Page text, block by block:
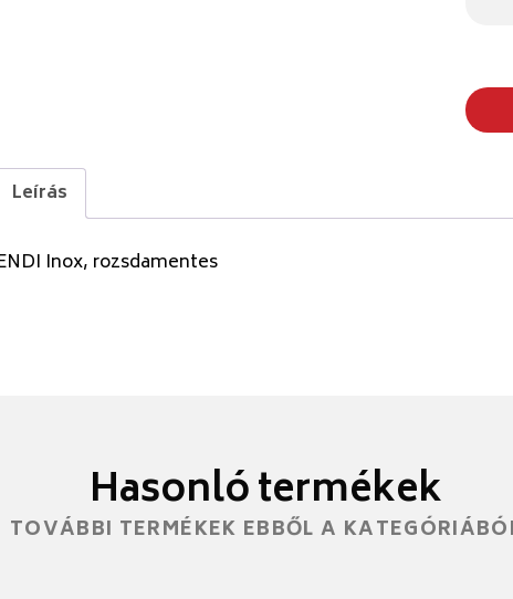
Leírás
Inox, rozsdamentes
Hasonló termékek
TOVÁBBI TERMÉKEK EBBŐL A